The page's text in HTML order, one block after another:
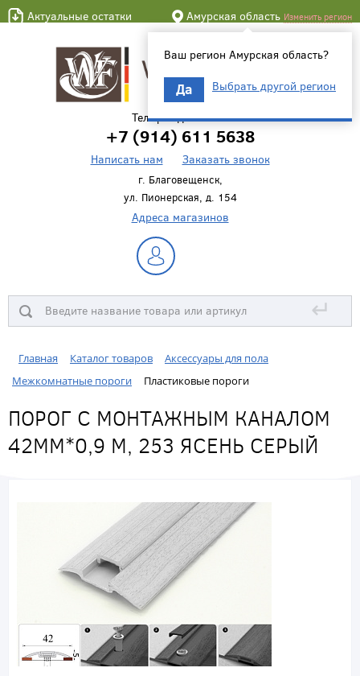
Актуальные остатки Амурская область Изменить регион
Ваш регион Амурская область?
Да Выбрать другой регион
Телефон для связи
+7 (914) 611 5638
Написать нам Заказать звонок
г. Благовещенск,
ул. Пионерская, д. 154
Адреса магазинов
↵
Главная Каталог товаров
Аксессуары для пола
Межкомнатные пороги
Пластиковые пороги
ПОРОГ С МОНТАЖНЫМ КАНАЛОМ
42ММ*0,9 М, 253 ЯСЕНЬ СЕРЫЙ